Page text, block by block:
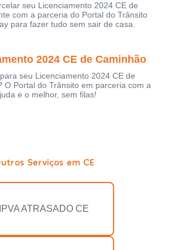
seu Licenciamento 2024 CE de
com a parceria do Portal do Trânsito
para fazer tudo sem sair de casa.
2024 CE de Caminhão
seu Licenciamento 2024 CE de
O Portal do Trânsito em parceria com a
e o melhor, sem filas!
Serviços em CE
IPVA ATRASADO CE